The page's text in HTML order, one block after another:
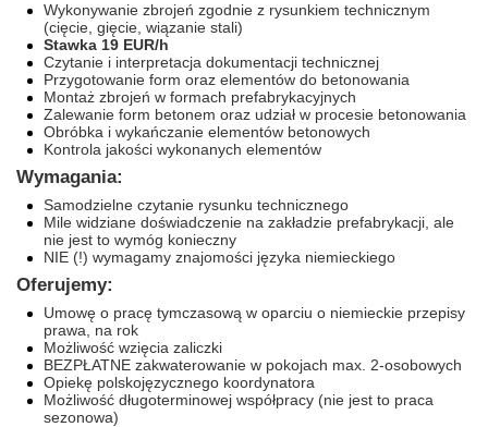
Wykonywanie zbrojeń zgodnie z rysunkiem technicznym
(cięcie, gięcie, wiązanie stali)
Stawka 19 EUR/h
Czytanie i interpretacja dokumentacji technicznej
Przygotowanie form oraz elementów do betonowania
Montaż zbrojeń w formach prefabrykacyjnych
Zalewanie form betonem oraz udział w procesie betonowania
Obróbka i wykańczanie elementów betonowych
Kontrola jakości wykonanych elementów
Wymagania:
Samodzielne czytanie rysunku technicznego
Mile widziane doświadczenie na zakładzie prefabrykacji, ale
nie jest to wymóg konieczny
NIE (!) wymagamy znajomości języka niemieckiego
Oferujemy:
Umowę o pracę tymczasową w oparciu o niemieckie przepisy
prawa, na rok
Możliwość wzięcia zaliczki
BEZPŁATNE zakwaterowanie w pokojach max. 2-osobowych
Opiekę polskojęzycznego koordynatora
Możliwość długoterminowej współpracy (nie jest to praca
sezonowa)